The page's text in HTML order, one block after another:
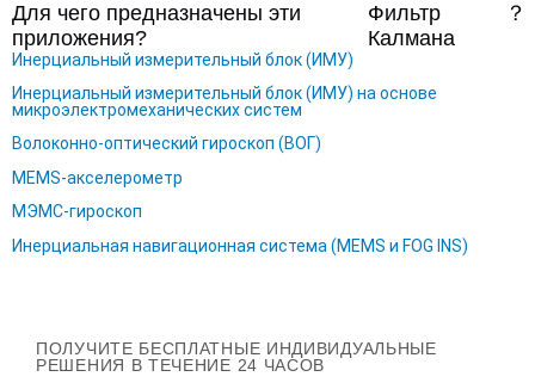
Для чего предназначены эти
приложения?
Фильтр
Калмана
？
Инерциальный измерительный блок (ИМУ)
Инерциальный измерительный блок (ИМУ) на основе
микроэлектромеханических систем
Волоконно-оптический гироскоп (ВОГ)
MEMS-акселерометр
МЭМС-гироскоп
Инерциальная навигационная система (MEMS и FOG INS)
ПОЛУЧИТЕ БЕСПЛАТНЫЕ ИНДИВИДУАЛЬНЫЕ
РЕШЕНИЯ В ТЕЧЕНИЕ 24 ЧАСОВ